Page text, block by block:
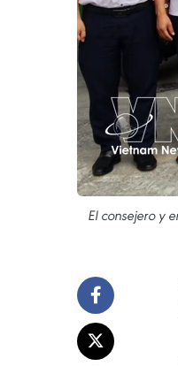
El consejero y